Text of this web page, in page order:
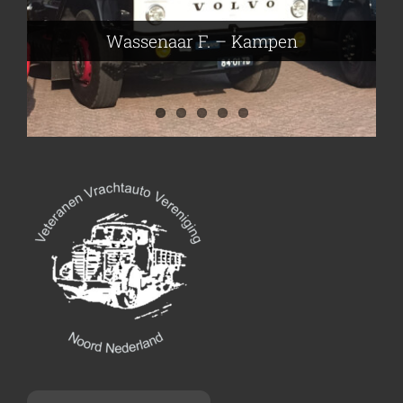
Wassenaar F. – Kampen
Nijmeier Erwin – Smilde
Hartog den Richard – Borculo